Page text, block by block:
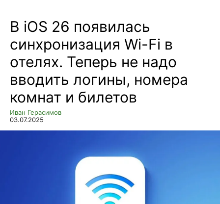
В iOS 26 появилась
синхронизация Wi-Fi в
отелях. Теперь не надо
вводить логины, номера
комнат и билетов
Иван Герасимов
03.07.2025